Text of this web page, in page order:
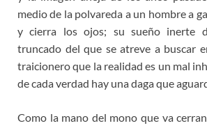
medio de la polvareda a un hombre a
y cierra los ojos; su sueño inerte
truncado del que se atreve a buscar
traicionero que la realidad es un mal
de cada verdad hay una daga que
Como la mano del mono que va